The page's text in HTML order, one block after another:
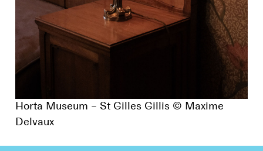
Horta Museum – St Gilles Gillis © Maxime
Delvaux